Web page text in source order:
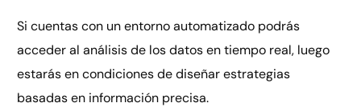
Si cuentas con un entorno automatizado podrás
acceder al análisis de los datos en tiempo real, luego
estarás en condiciones de diseñar estrategias
basadas en información precisa.